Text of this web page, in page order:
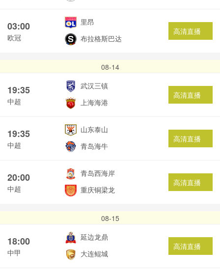
03:00
欧冠
里昂
布拉格斯巴达
高清直播
08-14
19:35
中超
武汉三镇
上海海港
高清直播
19:35
中超
山东泰山
青岛海牛
高清直播
20:00
中超
青岛西海岸
重庆铜梁龙
高清直播
08-15
18:00
中甲
延边龙鼎
大连鲲城
高清直播